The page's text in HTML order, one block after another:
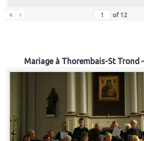
« ‹ of 12
Mariage à Thorembais-St Trond